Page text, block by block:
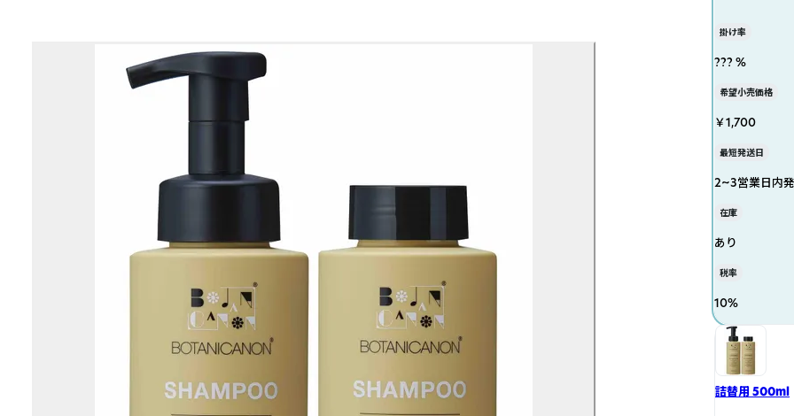
掛け率
??? %
希望小売価格
￥1,700
最短発送日
2~3営業日内
在庫
あり
税率
10%
詰替用 500ml